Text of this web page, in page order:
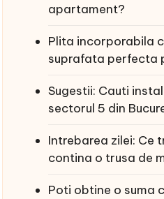
apartament?
Plita incorporabila
suprafata perfecta
Sugestii: Cauti
sectorul 5 din
Intrebarea zilei: Ce
contina o trusa de
Poti obtine o suma